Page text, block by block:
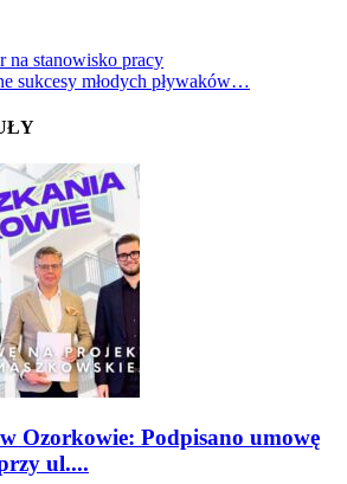
na stanowisko pracy
sukcesy młodych pływaków…
Ozorkowie: Podpisano umowę
ul....